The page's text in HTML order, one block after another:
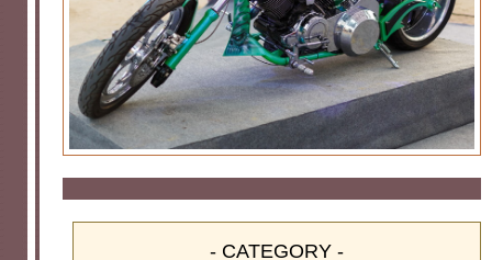
- CATEGORY -